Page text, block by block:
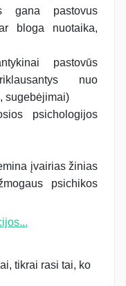
gana pastovus
bloga nuotaika,
pastovūs
nuo
sugebėjimai)
psichologijos
įvairias žinias
psichikos
tikrai rasi tai, ko